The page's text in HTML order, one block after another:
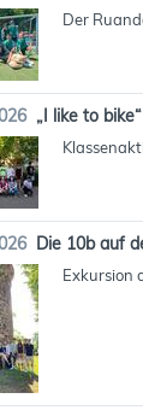
Der
„I like to
Die 10b auf
Exkursion